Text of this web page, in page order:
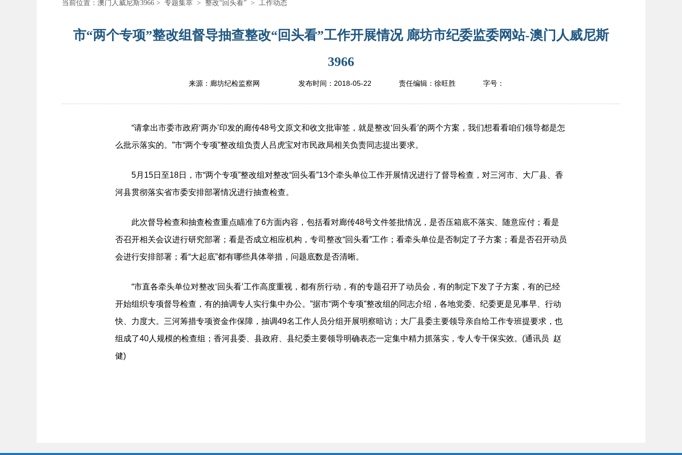
当前位置： 澳门人威尼斯3966 > 专题集萃 > 整改“回头看” > 工作动态
市“两个专项”整改组督导抽查整改“回头看”工作开展情况 廊坊市纪委监委网站-澳门人威尼斯
3966
来源：廊坊纪检监察网 发布时间： 2018-05-22 责任编辑： 徐旺胜 字号：
“请拿出市委市政府‘两办’印发的廊传48号文原文和收文批审签，就是整改‘回头看’的两个方案，我们想看看咱们领导都是怎
么批示落实的。”市“两个专项”整改组负责人吕虎宝对市民政局相关负责同志提出要求。
5月15日至18日，市“两个专项”整改组对整改“回头看”13个牵头单位工作开展情况进行了督导检查，对三河市、大厂县、香
河县贯彻落实省市委安排部署情况进行抽查检查。
此次督导检查和抽查检查重点瞄准了6方面内容，包括看对廊传48号文件签批情况，是否压箱底不落实、随意应付；看是
否召开相关会议进行研究部署；看是否成立相应机构，专司整改“回头看”工作；看牵头单位是否制定了子方案；看是否召开动员
会进行安排部署；看“大起底”都有哪些具体举措，问题底数是否清晰。
“市直各牵头单位对整改‘回头看’工作高度重视，都有所行动，有的专题召开了动员会，有的制定下发了子方案，有的已经
开始组织专项督导检查，有的抽调专人实行集中办公。”据市“两个专项”整改组的同志介绍，各地党委、纪委更是见事早、行动
快、力度大。三河筹措专项资金作保障，抽调49名工作人员分组开展明察暗访；大厂县委主要领导亲自给工作专班提要求，也
组成了40人规模的检查组；香河县委、县政府、县纪委主要领导明确表态一定集中精力抓落实，专人专干保实效。(通讯员 赵
健)